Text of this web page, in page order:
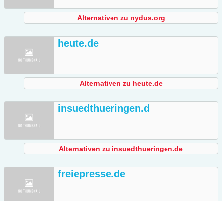
Alternativen zu nydus.org
heute.de
Alternativen zu heute.de
insuedthueringen.d
Alternativen zu insuedthueringen.de
freiepresse.de